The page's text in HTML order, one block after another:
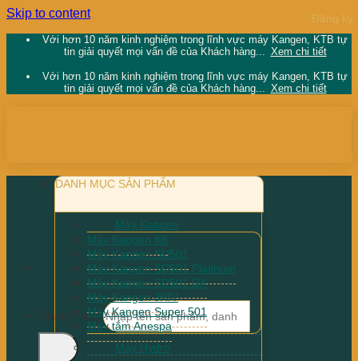
Skip to content
Với hơn 10 năm kinh nghiệm trong lĩnh vực máy Kangen, KTB tự
tin giải quyết mọi vấn đề của Khách hàng... Xem chi tiết
Với hơn 10 năm kinh nghiệm trong lĩnh vực máy Kangen, KTB tự
tin giải quyết mọi vấn đề của Khách hàng... Xem chi tiết
Search for:
DANH MỤC SẢN PHẨM
Máy Kangen
Máy Kangen K8
Máy Kangen SD501
Máy Kangen SD501 Platinum
Máy Kangen SD501 DX
Máy Kangen JRIV
Máy Kangen Super 501
Máy tắm Anespa
Máy Hydro